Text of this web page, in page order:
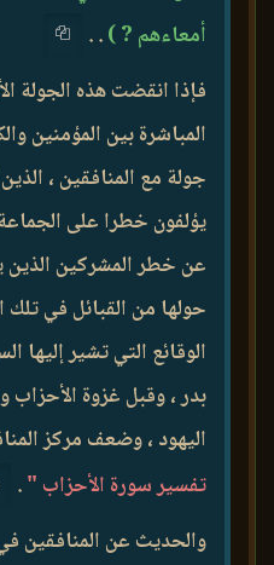
أمعاءهم ? ). .
فإذا انقضت هذه الجولة
المباشرة بين المؤمنين
جولة مع المنافقين ،
يؤلفون خطرا على الجماعة
عن خطر المشركين الذين
حولها من القبائل في تلك
الوقائع التي تشير إليها
بدر ، وقبل غزوة
اليهود ، وضعف مركز
تفسير سورة الأحزاب ".
والحديث عن المنافقين